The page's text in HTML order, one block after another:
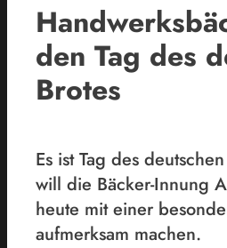
den Tag des
Brotes
Es ist Tag des
will die Bäcker-Innung
heute mit einer
aufmerksam machen.